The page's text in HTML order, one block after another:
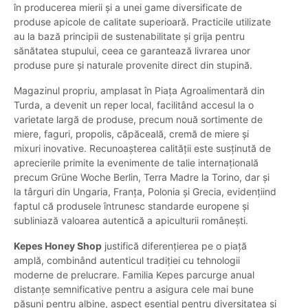
în producerea mierii și a unei game diversificate de
produse apicole de calitate superioară. Practicile utilizate
au la bază principii de sustenabilitate și grija pentru
sănătatea stupului, ceea ce garantează livrarea unor
produse pure și naturale provenite direct din stupină.
Magazinul propriu, amplasat în Piața Agroalimentară din
Turda, a devenit un reper local, facilitând accesul la o
varietate largă de produse, precum nouă sortimente de
miere, faguri, propolis, căpăceală, cremă de miere și
mixuri inovative. Recunoașterea calității este susținută de
aprecierile primite la evenimente de talie internațională
precum Grüne Woche Berlin, Terra Madre la Torino, dar și
la târguri din Ungaria, Franța, Polonia și Grecia, evidențiind
faptul că produsele întrunesc standarde europene și
subliniază valoarea autentică a apiculturii românești.
Kepes Honey Shop justifică diferențierea pe o piață
amplă, combinând autenticul tradiției cu tehnologii
moderne de prelucrare. Familia Kepes parcurge anual
distanțe semnificative pentru a asigura cele mai bune
pășuni pentru albine, aspect esențial pentru diversitatea și